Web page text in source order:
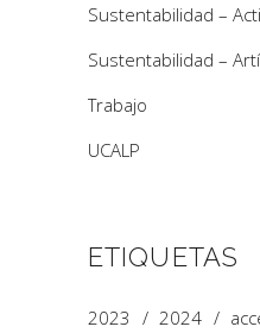
Sustentabilidad –
Sustentabilidad –
Trabajo
UCALP
ETIQUETAS
2023 2024